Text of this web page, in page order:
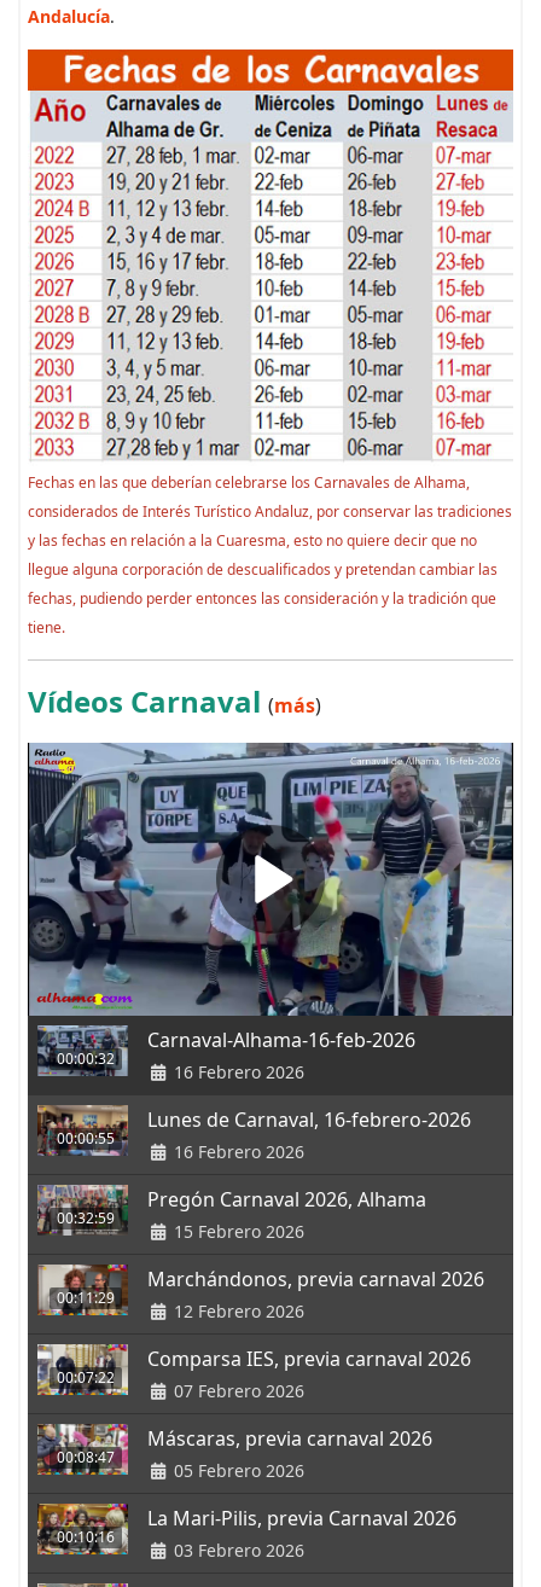
Andalucía.
Fechas en las que deberían celebrarse los Carnavales de Alhama,
considerados de Interés Turístico Andaluz, por conservar las tradiciones
y las fechas en relación a la Cuaresma, esto no quiere decir que no
llegue alguna corporación de descualificados y pretendan cambiar las
fechas, pudiendo perder entonces las consideración y la tradición que
tiene.
Vídeos Carnaval (más)
00:00:32
Carnaval-Alhama-16-feb-2026
16 Febrero 2026
00:00:55
Lunes de Carnaval, 16-febrero-2026
16 Febrero 2026
00:32:59
Pregón Carnaval 2026, Alhama
15 Febrero 2026
00:11:29
Marchándonos, previa carnaval 2026
12 Febrero 2026
00:07:22
Comparsa IES, previa carnaval 2026
07 Febrero 2026
00:08:47
Máscaras, previa carnaval 2026
05 Febrero 2026
00:10:16
La Mari-Pilis, previa Carnaval 2026
03 Febrero 2026